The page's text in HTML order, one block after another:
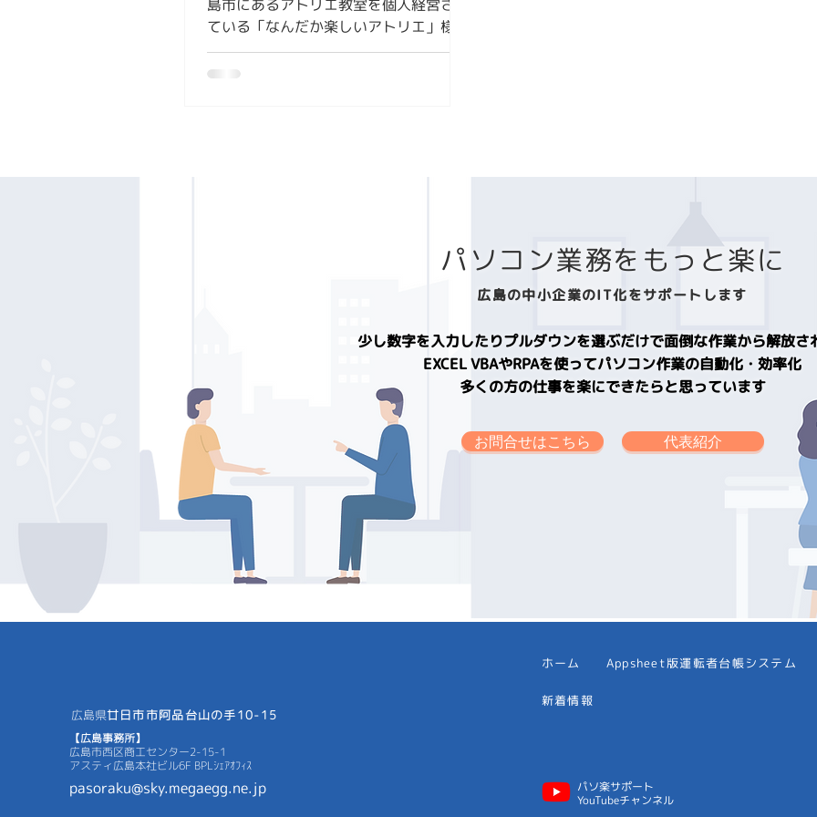
島市にあるアトリエ教室を個人経営され
ている「なんだか楽しいアトリエ」様の
アプリ導入事例をご紹介します。 ご相
談の背景 ・毎日の授業進行だけでも大
パソコン業務をもっと楽に
広島の中小企業のIT化をサポートします
少し数字を入力したりプルダウンを選ぶだけで面倒な作業から​解放さ
EXCEL VBAやRPAを使ってパソコン作業の自動化・効率化
多くの方の仕事を楽にできたらと思っています
お問合せはこちら 代表紹介
広島県廿日市市阿品台山の手10-15
【広島事務所】
広島市西区商工センター2-15-1
アスティ広島本社ビル6F BPLｼｪｱｵﾌｨｽ
pasoraku@sky.megaegg.ne.jp
ホーム Appsheet版運転者台帳システム
新着情報
パソ楽サポート
YouTubeチャンネル